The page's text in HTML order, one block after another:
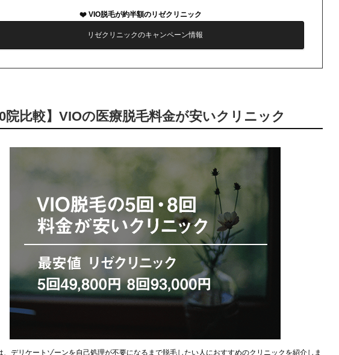
VIO脱毛が約半額のリゼクリニック
リゼクリニックのキャンペーン情報
院比較】VIOの医療脱毛料金が安いクリニック
、デリケートゾーンを自己処理が不要になるまで脱毛したい人におすすめのクリニックを紹介しま